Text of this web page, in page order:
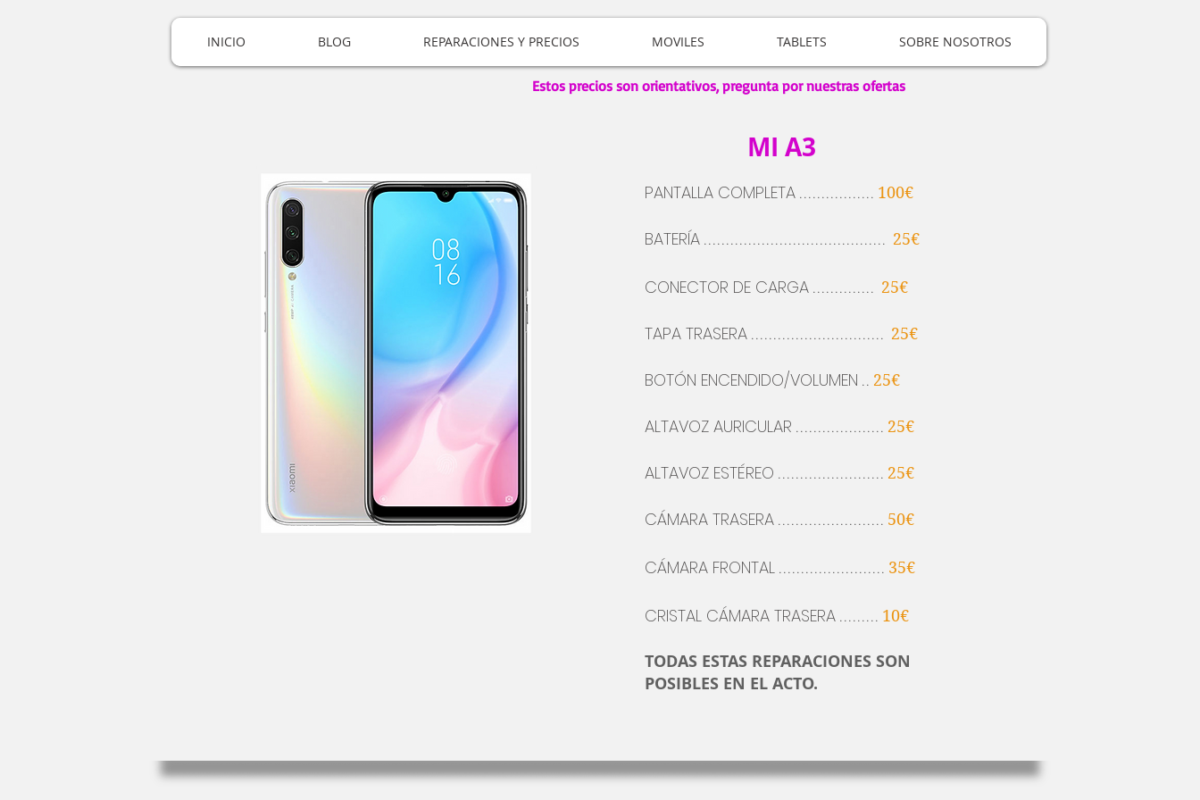
INICIO BLOG REPARACIONES Y PRECIOS MOVILES TABLETS SOBRE NOSOTROS
MI A3
PANTALLA COMPLETA ................. 100€
BATERÍA ......................................... 25€
CONECTOR DE CARGA .............. 25€
TAPA TRASERA .............................. 25€
BOTÓN ENCENDIDO/VOLUMEN .. 25€
ALTAVOZ AURICULAR .................... 25€
ALTAVOZ ESTÉREO ........................ 25€
CÁMARA TRASERA ........................ 50€
CÁMARA FRONTAL ........................ 35€
CRISTAL CÁMARA TRASERA ......... 10€
TODAS ESTAS REPARACIONES SON
POSIBLES EN EL ACTO.
Estos precios son orientativos, pregunta por nuestras ofertas